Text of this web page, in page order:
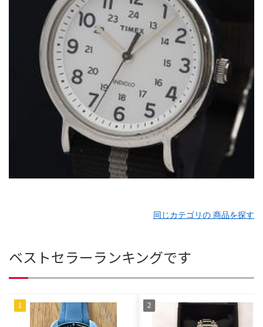
同じカテゴリの 商品を探す
ベストセラーランキングです